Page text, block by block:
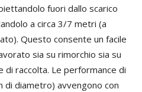
fuori dallo scarico
a circa 3/7 metri (a
Questo consente un facile
sia su rimorchio sia su
di raccolta. Le performance di
di diametro) avvengono con